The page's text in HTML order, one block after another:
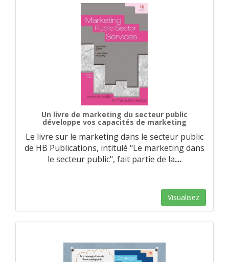
Un livre de marketing du secteur public
développe vos capacités de marketing
Le livre sur le marketing dans le secteur public
de HB Publications, intitulé "Le marketing dans
le secteur public", fait partie de la…
Visualisez